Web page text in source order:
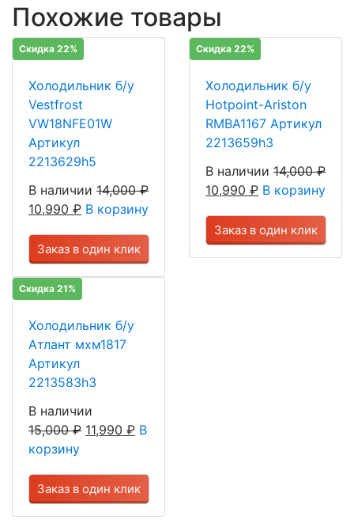
Похожие товары
Скидка 22%
Холодильник б/у
Vestfrost
VW18NFE01W
Артикул
2213629h5
В наличии 14,000₽
10,990 ₽ В корзину
Заказ в один клик
Скидка 22%
Холодильник б/у
Hotpoint-Ariston
RMBA1167 Артикул
2213659h3
В наличии 14,000₽
10,990 ₽ В корзину
Заказ в один клик
Скидка 21%
Холодильник б/у
Атлант мхм1817
Артикул
2213583h3
В наличии
15,000₽ 11,990 ₽ В
корзину
Заказ в один клик